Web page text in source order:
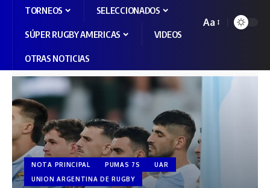
TORNEOS SELECCIONADOS
SÚPER RUGBY AMERICAS VIDEOS
OTRAS NOTICIAS
Aa
NOTA PRINCIPAL PUMAS 7S
UAR
UNION ARGENTINA DE RUGBY